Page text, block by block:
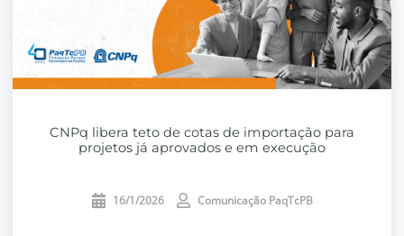
CNPq libera teto de cotas de importação para
projetos já aprovados e em execução
16/1/2026 Comunicação PaqTcPB